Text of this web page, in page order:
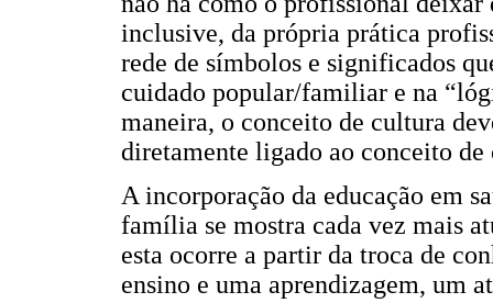
inclusive, da própria prática
rede de símbolos e significados
cuidado popular/familiar e na
maneira, o conceito de cultura
diretamente ligado ao conceito de
A incorporação da educação em
família se mostra cada vez mais
esta ocorre a partir da troca de
ensino e uma aprendizagem, um